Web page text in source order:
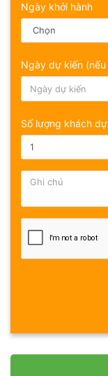
Ngày khởi hành
Ngày dự kiến (nếu
Số lượng khách